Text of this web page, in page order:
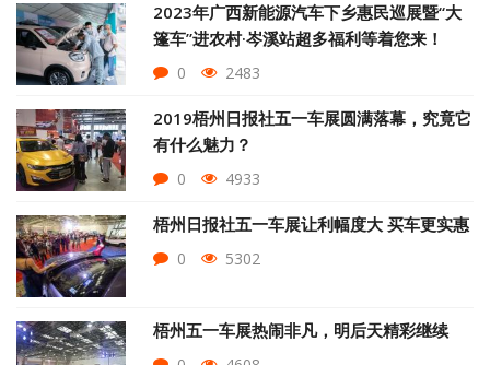
2023年广西新能源汽车下乡惠民巡展暨“大
篷车”进农村·岑溪站超多福利等着您来！
0 2483
2019梧州日报社五一车展圆满落幕，究竟它
有什么魅力？
0 4933
梧州日报社五一车展让利幅度大 买车更实惠
0 5302
梧州五一车展热闹非凡，明后天精彩继续